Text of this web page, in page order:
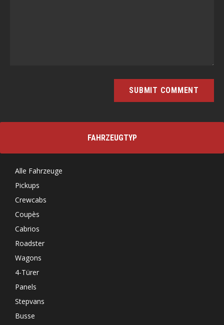
FAHRZEUGTYP
Alle Fahrzeuge
Pickups
Crewcabs
Coupès
Cabrios
Roadster
Wagons
4-Türer
Panels
Stepvans
Busse